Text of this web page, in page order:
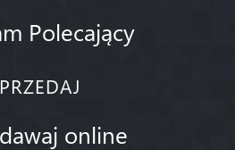
Polecający
online